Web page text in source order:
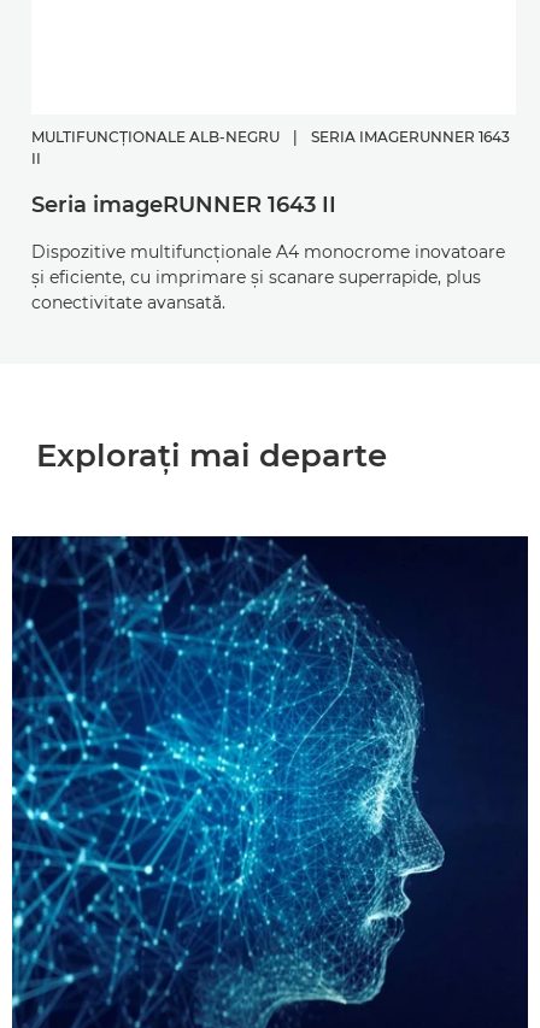
MULTIFUNCŢIONALE ALB-NEGRU
SERIA IMAGERUNNER 1643
II
Seria imageRUNNER 1643 II
Dispozitive multifuncţionale A4 monocrome inovatoare
şi eficiente, cu imprimare şi scanare superrapide, plus
conectivitate avansată.
Exploraţi mai departe